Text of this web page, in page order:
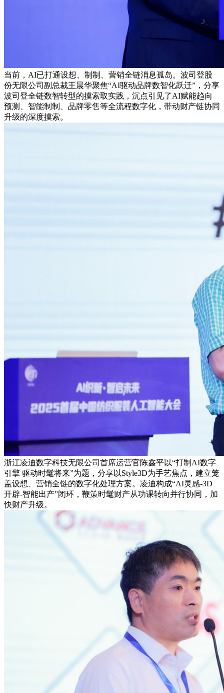
当前，AI已打通设想、制制、营销全链消息孤岛。波司登股
份无限公司副总裁王晨华聚焦“AI驱动品牌数智化跃迁”，分享
波司登全链数智转型的摸索取实践，沉点引见了AI赋能趋向
预测、智能制制、品牌零售等全流程数字化，带动财产链协同
升级的深度摸索。
浙江凌迪数字科技无限公司首席运营官陈鑫平以“打制AI数字
引擎 驱动时髦将来”为题，分享以Style3D为手艺焦点，建立笼
盖设想、营销全链的数字化处理方案。凌迪构成“AI灵感-3D
开辟-智能出产”闭环，鞭策时髦财产从功课转向并行协同，加
快财产升级。